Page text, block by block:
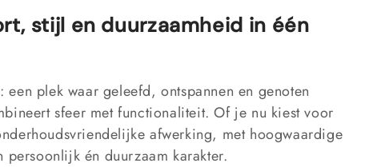
stijl en duurzaamheid in één
plek waar geleefd, ontspannen en genoten
sfeer met functionaliteit. Of je nu kiest voor
afwerking, met hoogwaardige
én duurzaam karakter.